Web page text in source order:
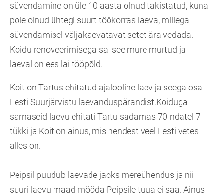
süvendamine on üle 10 aasta olnud takistatud, kuna
pole olnud ühtegi suurt töökorras laeva, millega
süvendamisel väljakaevatavat setet ära vedada.
Koidu renoveerimisega sai see mure murtud ja
laeval on ees lai tööpõld.
Koit on Tartus ehitatud ajalooline laev ja seega osa
Eesti Suurjärvistu laevanduspärandist.Koiduga
sarnaseid laevu ehitati Tartu sadamas 70-ndatel 7
tükki ja Koit on ainus, mis nendest veel Eesti vetes
alles on.
Peipsil puudub laevade jaoks mereühendus ja nii
suuri laevu maad mööda Peipsile tuua ei saa. Ainus